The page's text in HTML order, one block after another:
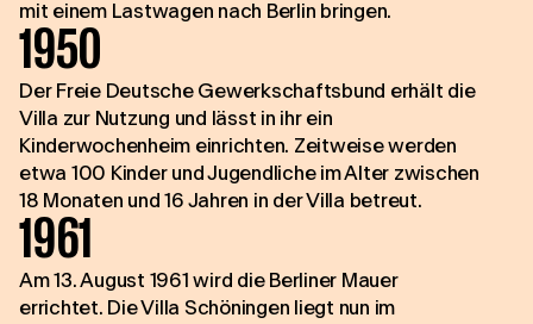
mit einem Lastwagen nach Berlin bringen.
1950
Der Freie Deutsche Gewerkschaftsbund erhält die
Villa zur Nutzung und lässt in ihr ein
Kinderwochenheim einrichten. Zeitweise werden
etwa 100 Kinder und Jugendliche im Alter zwischen
18 Monaten und 16 Jahren in der Villa betreut.
1961
Am 13. August 1961 wird die Berliner Mauer
errichtet. Die Villa Schöningen liegt nun im